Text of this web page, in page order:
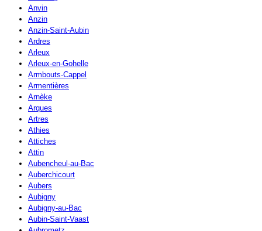
Anvin
Anzin
Anzin-Saint-Aubin
Ardres
Arleux
Arleux-en-Gohelle
Armbouts-Cappel
Armentières
Arnèke
Arques
Artres
Athies
Attiches
Attin
Aubencheul-au-Bac
Auberchicourt
Aubers
Aubigny
Aubigny-au-Bac
Aubin-Saint-Vaast